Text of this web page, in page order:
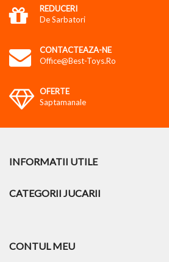
REDUCERI
De Sarbatori
CONTACTEAZA-NE
Office@best-Toys.ro
OFERTE
Saptamanale
INFORMATII UTILE
CATEGORII JUCARII
CONTUL MEU